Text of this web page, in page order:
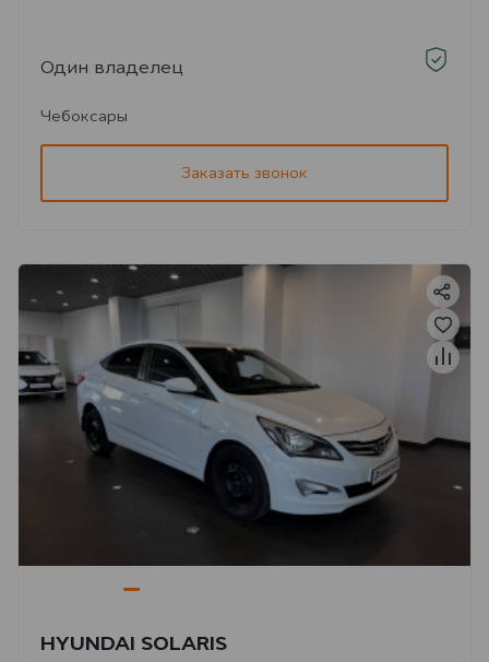
Один владелец
Чебоксары
Заказать звонок
HYUNDAI SOLARIS